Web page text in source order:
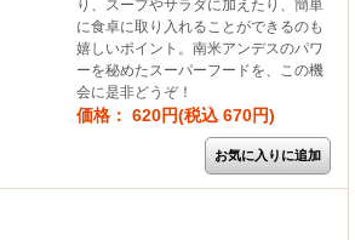
り、スープやサラダに加えたり、簡単
に食卓に取り入れることができるのも
嬉しいポイント。南米アンデスのパワ
ーを秘めたスーパーフードを、この機
会に是非どうぞ！
価格： 620円(税込 670円)